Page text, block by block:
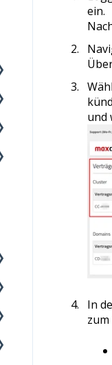
ein.
und
In
zum